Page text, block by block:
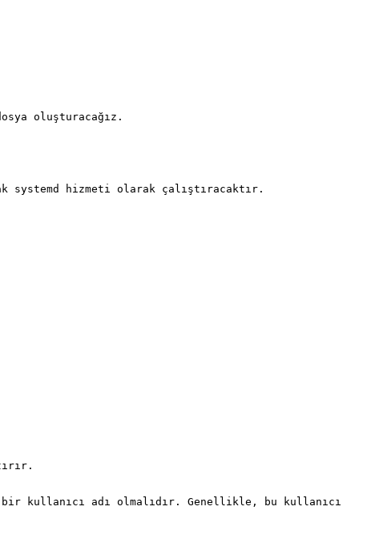
oluşturacağız.
systemd hizmeti olarak çalıştıracaktır.
kullanıcı adı olmalıdır. Genellikle, bu kullanıcı